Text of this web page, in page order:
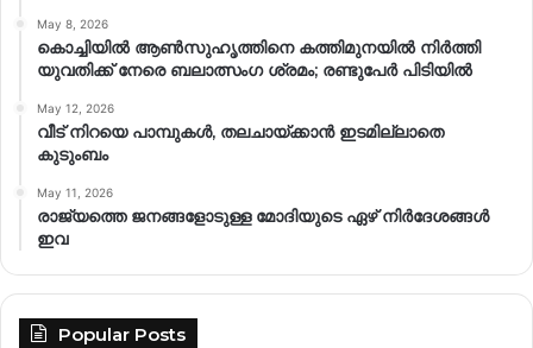
May 8, 2026
കൊച്ചിയിൽ ആൺസുഹൃത്തിനെ കത്തിമുനയിൽ നിർത്തി
യുവതിക്ക് നേരെ ബലാത്സംഗ​ ശ്രമം; രണ്ടുപേർ പിടിയിൽ
May 12, 2026
വീട് നിറയെ പാമ്പുകൾ, തലചായ്ക്കാൻ ഇടമില്ലാതെ
കുടുംബം
May 11, 2026
രാജ്യത്തെ ജനങ്ങളോടുള്ള മോദിയുടെ ഏഴ് നിര്‍ദേശങ്ങള്‍
ഇവ
Popular Posts